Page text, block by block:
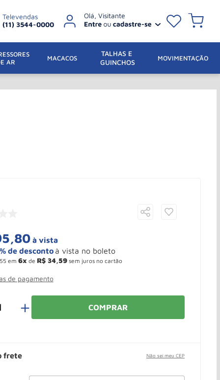
Televendas
(11) 3544-0000
AR
MACACOS
TALHAS E
GUINCHOS
MOVIMENTAÇÃO
,80à vista
55 em 6 de R$ 34,59sem juros no cartão
de pagamento
＋ COMPRAR
frete Não sei meu CEP